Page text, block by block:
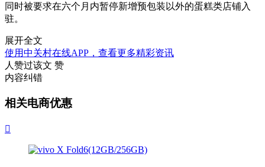
同时被要求在六个月内暂停新增预包装以外的蛋糕类店铺入
驻。
展开全文
使用中关村在线APP，查看更多精彩资讯
人赞过该文 赞
内容纠错
相关电商优惠
